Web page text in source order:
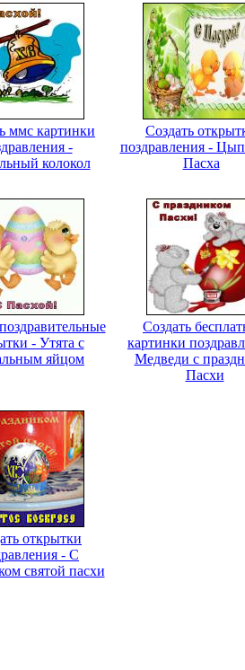
ммс картинки
-
колокол
Создать
поздравления -
Пасха
- Утята с
яйцом
Создать
картинки
Медведи с
Пасхи
открытки
- С
святой пасхи